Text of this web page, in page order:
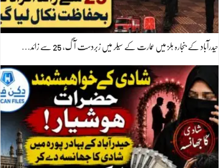
حیدرآباد کے بنجارہ ہلز میں عمارت کے سیلر میں زبردست آگ، 25 سے زائد…